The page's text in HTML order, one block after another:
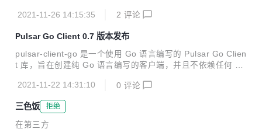
Pulsar 技术交流群，并在群内进行技术交流、分享 Pulsar 技
中文社区的主力军，StreamNative 也希望更多的小伙伴深度
参与社群建设，共同助力社群成员用好 Apache Pulsar，充分
发挥 Apache Pulsar 给大家带来的价值。基于这个目的，现
成员的志愿服...
2021-11-26 14:15:35 2 评论
Pulsar Go Client 0.7 版本发布
pulsar-client-go 是一个使用 Go 语言编写的 Pulsar Go Clien
t 库，旨在创建纯 Go 语言编写的客户端，并且不依赖任何 C+
ang）中创建 Pulsar 生产者、消费者和 reader。在 Go 客户
端中，生产者、消费者和 reader 中的所有方法都是线程安全
的。 近期， Pulsar Go Client 发布最新 0.7 版本，下面是 0.
7 版本关键功能和改进，以供参考。 关键特性 支持生产者加
2021-11-22 14:31:10 0 评论
三色饭 拒绝
在第三方